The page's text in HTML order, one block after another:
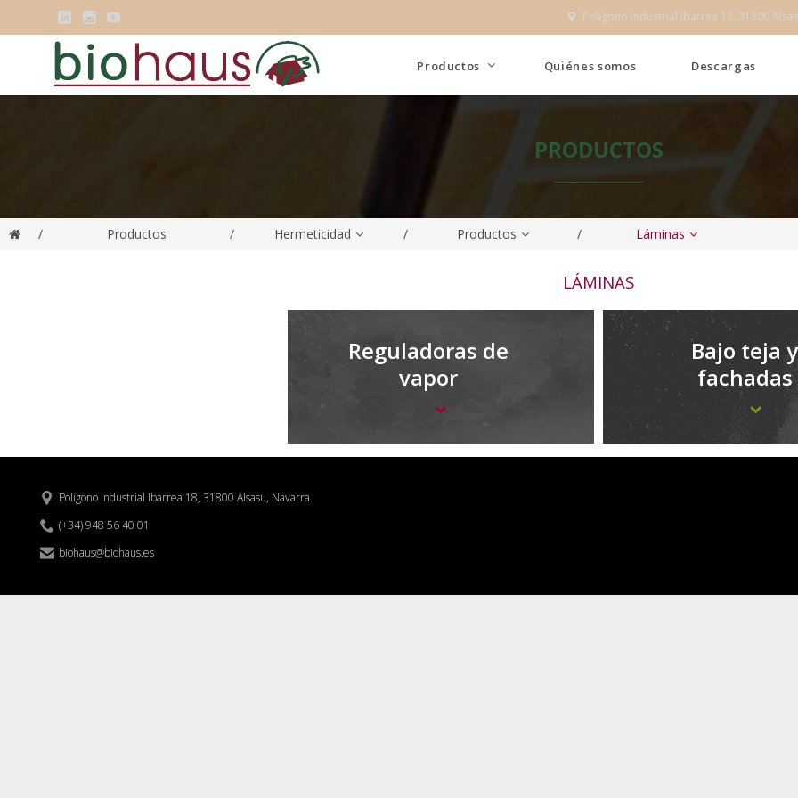
    Polígono Industrial Ibarrea 18, 31800
Productos Quiénes somos Descargas
PRODUCTOS
/ Productos / Hermeticidad / Productos / Láminas
LÁMINAS
Reguladoras de
vapor
Bajo teja y
fachadas
 Polígono Industrial Ibarrea 18, 31800 Alsasu, Navarra.
 (+34) 948 56 40 01
 biohaus@biohaus.es